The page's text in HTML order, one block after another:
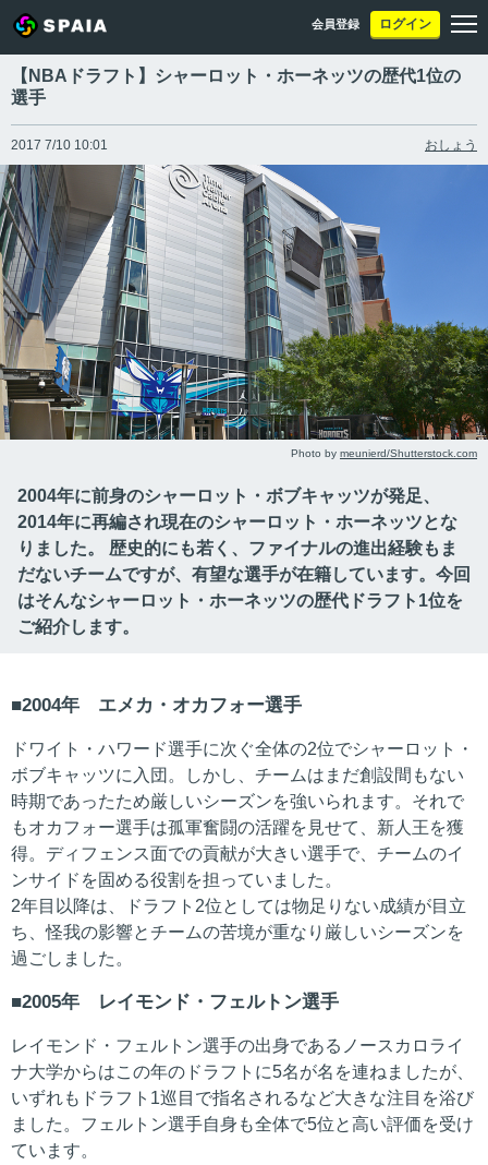
会員登録 ログイン
【NBAドラフト】シャーロット・ホーネッツの歴代1位の
選手
2017 7/10 10:01 おしょう
Photo by meunierd/Shutterstock.com
2004年に前身のシャーロット・ボブキャッツが発足、
2014年に再編され現在のシャーロット・ホーネッツとな
りました。 歴史的にも若く、ファイナルの進出経験もま
だないチームですが、有望な選手が在籍しています。今回
はそんなシャーロット・ホーネッツの歴代ドラフト1位を
ご紹介します。
2004年 エメカ・オカフォー選手
ドワイト・ハワード選手に次ぐ全体の2位でシャーロット・
ボブキャッツに入団。しかし、チームはまだ創設間もない
時期であったため厳しいシーズンを強いられます。それで
もオカフォー選手は孤軍奮闘の活躍を見せて、新人王を獲
得。ディフェンス面での貢献が大きい選手で、チームのイ
ンサイドを固める役割を担っていました。
2年目以降は、ドラフト2位としては物足りない成績が目立
ち、怪我の影響とチームの苦境が重なり厳しいシーズンを
過ごしました。
2005年 レイモンド・フェルトン選手
レイモンド・フェルトン選手の出身であるノースカロライ
ナ大学からはこの年のドラフトに5名が名を連ねましたが、
いずれもドラフト1巡目で指名されるなど大きな注目を浴び
ました。フェルトン選手自身も全体で5位と高い評価を受け
ています。